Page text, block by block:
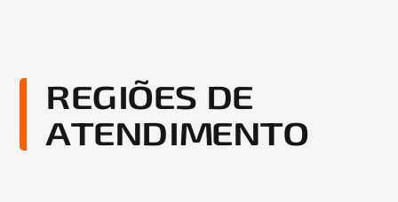
REGIÕES DE
ATENDIMENTO